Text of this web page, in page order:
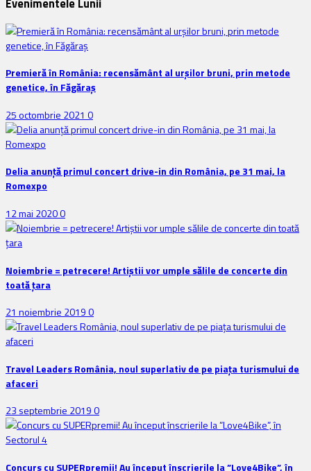
Premieră în România: recensământ al urșilor bruni, prin metode
genetice, în Făgăraș
25 octombrie 2021 0
Delia anunţă primul concert drive-in din România, pe 31 mai, la
Romexpo
12 mai 20200
Noiembrie = petrecere! Artiștii vor umple sălile de concerte din
toată țara
21 noiembrie 20190
Travel Leaders România, noul superlativ de pe piața turismului de
afaceri
23 septembrie 20190
Concurs cu SUPERpremii! Au început înscrierile la ”Love4Bike”, în